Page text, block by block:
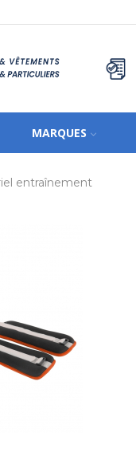
MARQUES
entraînement